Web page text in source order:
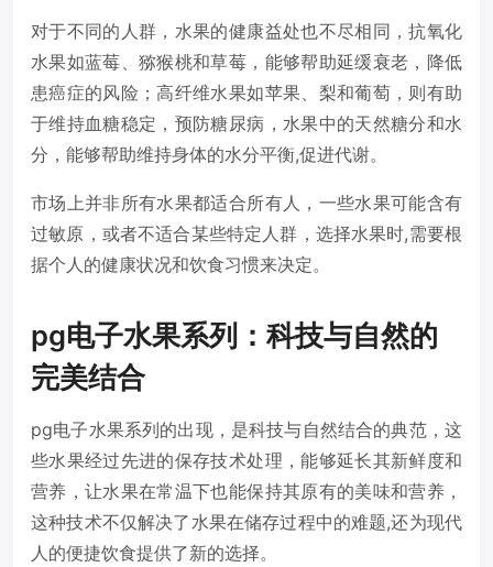
对于不同的人群，水果的健康益处也不尽相同，抗氧化
水果如蓝莓、猕猴桃和草莓，能够帮助延缓衰老，降低
患癌症的风险；高纤维水果如苹果、梨和葡萄，则有助
于维持血糖稳定，预防糖尿病，水果中的天然糖分和水
分，能够帮助维持身体的水分平衡,促进代谢。
市场上并非所有水果都适合所有人，一些水果可能含有
过敏原，或者不适合某些特定人群，选择水果时,需要根
据个人的健康状况和饮食习惯来决定。
pg电子水果系列：科技与自然的
完美结合
pg电子水果系列的出现，是科技与自然结合的典范，这
些水果经过先进的保存技术处理，能够延长其新鲜度和
营养，让水果在常温下也能保持其原有的美味和营养，
这种技术不仅解决了水果在储存过程中的难题,还为现代
人的便捷饮食提供了新的选择。